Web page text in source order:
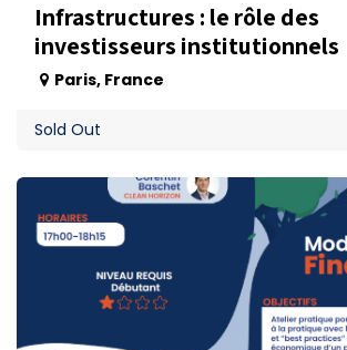
Infrastructures : le rôle des
investisseurs institutionnels
Paris, France
Sold Out